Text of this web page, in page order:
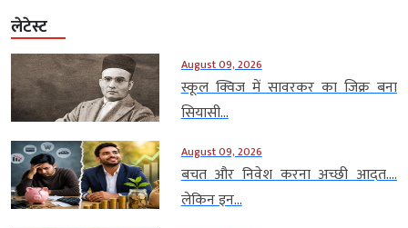
लेटेस्ट
August 09, 2026
स्कूल क्विज में सावरकर का जिक्र बना
सियासी...
August 09, 2026
बचत और निवेश करना अच्छी आदत….
लेकिन इन...